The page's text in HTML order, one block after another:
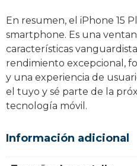
En resumen, el iPhone 15
smartphone. Es una
características
rendimiento excepcional,
y una experiencia de
el tuyo y sé parte de la
tecnología móvil.
Información adicional